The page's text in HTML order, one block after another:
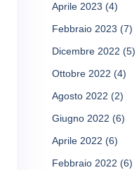
Aprile 2023 (4)
Febbraio 2023 (7)
Dicembre 2022 (5)
Ottobre 2022 (4)
Agosto 2022 (2)
Giugno 2022 (6)
Aprile 2022 (6)
Febbraio 2022 (6)